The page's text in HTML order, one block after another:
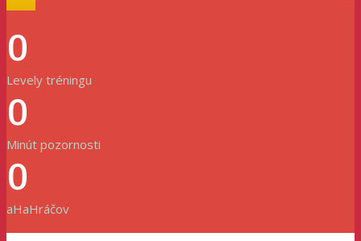
0
Levely tréningu
0
Minút pozornosti
0
aHaHráčov